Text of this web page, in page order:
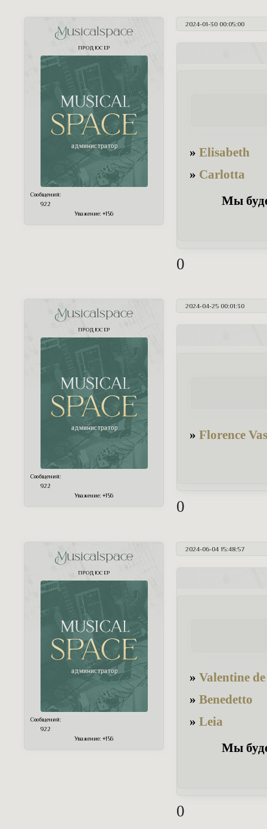
2024-01-30 00:05:00
Musicalspace
ПРОДЮСЕР
Сообщений:
922
Уважение: +156
» Elisabeth
» Carlotta
Мы
0
2024-04-25 00:01:30
Musicalspace
ПРОДЮСЕР
Сообщений:
922
Уважение: +156
» Florence
0
2024-06-04 15:48:57
Musicalspace
ПРОДЮСЕР
Сообщений:
922
Уважение: +156
» Valentine
» Benedetto
» Leia
Мы
0